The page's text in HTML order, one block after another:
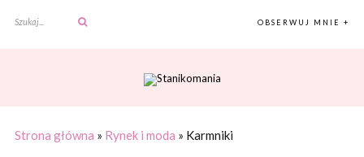
OBSERWUJ MNIE +
Strona główna » Rynek i moda » Karmniki